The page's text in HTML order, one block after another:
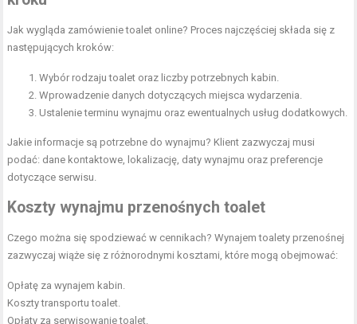
Jak wygląda zamówienie toalet online? Proces najczęściej składa się z
następujących kroków:
Wybór rodzaju toalet oraz liczby potrzebnych kabin.
Wprowadzenie danych dotyczących miejsca wydarzenia.
Ustalenie terminu wynajmu oraz ewentualnych usług dodatkowych.
Jakie informacje są potrzebne do wynajmu? Klient zazwyczaj musi
podać: dane kontaktowe, lokalizację, daty wynajmu oraz preferencje
dotyczące serwisu.
Koszty wynajmu przenośnych toalet
Czego można się spodziewać w cennikach? Wynajem toalety przenośnej
zazwyczaj wiąże się z różnorodnymi kosztami, które mogą obejmować:
Opłatę za wynajem kabin.
Koszty transportu toalet.
Opłaty za serwisowanie toalet.